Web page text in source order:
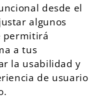
desde el
algunos
permitirá
a tus
la usabilidad y
de usuario